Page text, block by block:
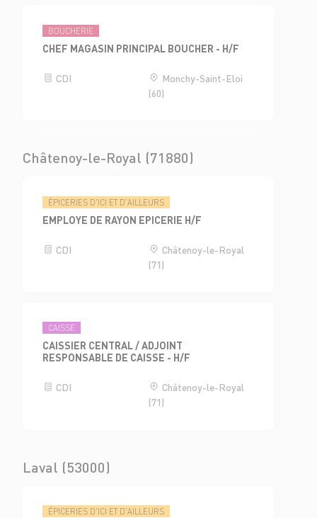
BOUCHERIE
CHEF MAGASIN PRINCIPAL BOUCHER - H/F
CDI
Monchy-Saint-Eloi
(60)
Châtenoy-le-Royal (71880)
ÉPICERIES D'ICI ET D'AILLEURS
EMPLOYE DE RAYON EPICERIE H/F
CDI
Châtenoy-le-Royal
(71)
CAISSE
CAISSIER CENTRAL / ADJOINT
RESPONSABLE DE CAISSE - H/F
CDI
Châtenoy-le-Royal
(71)
Laval (53000)
ÉPICERIES D'ICI ET D'AILLEURS